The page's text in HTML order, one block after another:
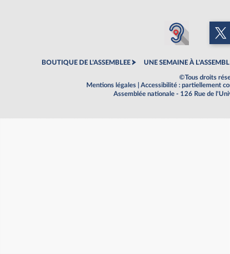
BOUTIQUE DE L'ASSEMBLEE UNE SEMAINE À
©Tous droits
Mentions légales
Accessibilité : partiellement
Assemblée nationale - 126 Rue de